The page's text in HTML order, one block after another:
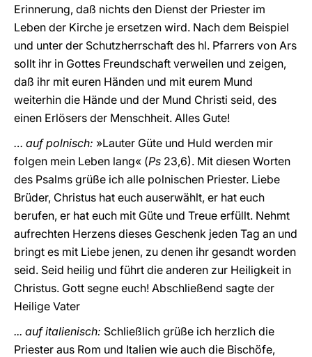
Erinnerung, daß nichts den Dienst der Priester im
Leben der Kirche je ersetzen wird. Nach dem Beispiel
und unter der Schutzherrschaft des hl. Pfarrers von Ars
sollt ihr in Gottes Freundschaft verweilen und zeigen,
daß ihr mit euren Händen und mit eurem Mund
weiterhin die Hände und der Mund Christi seid, des
einen Erlösers der Menschheit. Alles Gute!
… auf polnisch: »Lauter Güte und Huld werden mir
folgen mein Leben lang« (Ps 23,6). Mit diesen Worten
des Psalms grüße ich alle polnischen Priester. Liebe
Brüder, Christus hat euch auserwählt, er hat euch
berufen, er hat euch mit Güte und Treue erfüllt. Nehmt
aufrechten Herzens dieses Geschenk jeden Tag an und
bringt es mit Liebe jenen, zu denen ihr gesandt worden
seid. Seid heilig und führt die anderen zur Heiligkeit in
Christus. Gott segne euch! Abschließend sagte der
Heilige Vater
... auf italienisch: Schließlich grüße ich herzlich die
Priester aus Rom und Italien wie auch die Bischöfe,